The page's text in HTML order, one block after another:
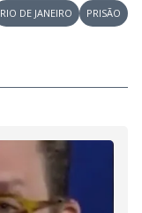
RIO DE JANEIRO PRISÃO